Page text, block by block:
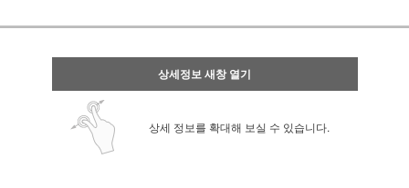
상세정보 새창 열기
상세 정보를 확대해 보실 수 있습니다.